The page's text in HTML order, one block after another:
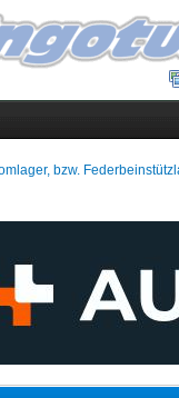
bzw.